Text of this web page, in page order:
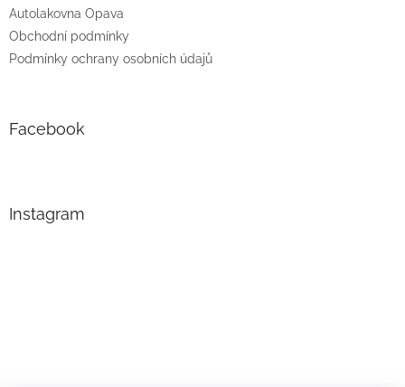
Autolakovna Opava
Obchodní podmínky
Podmínky ochrany osobních údajů
Facebook
Instagram